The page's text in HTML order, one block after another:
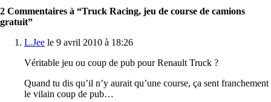
2 Commentaires à “Truck Racing, jeu de course de camions
gratuit”
L.Jee le 9 avril 2010 à 18:26
Véritable jeu ou coup de pub pour Renault Truck ?
Quand tu dis qu’il n’y aurait qu’une course, ça sent franchement
le vilain coup de pub…